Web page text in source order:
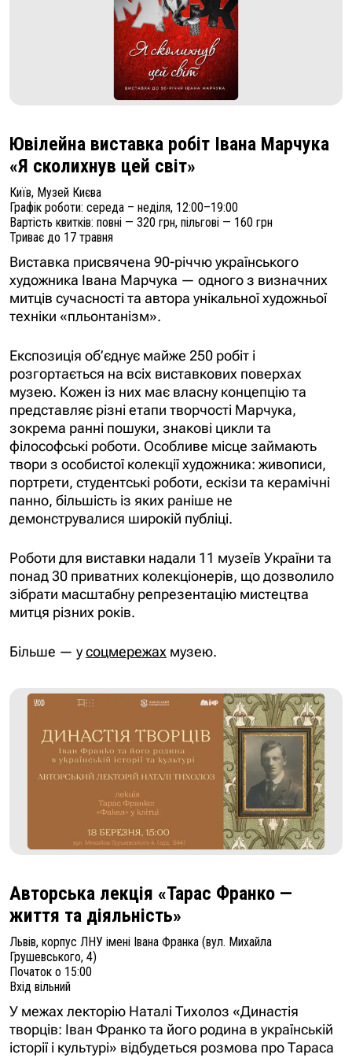
Ювілейна виставка робіт Івана Марчука
«Я сколихнув цей світ»
Київ, Музей Києва
Графік роботи: середа – неділя, 12:00–19:00
Вартість квитків: повні — 320 грн, пільгові — 160 грн
Триває до 17 травня
Виставка присвячена 90-річчю українського
художника Івана Марчука — одного з визначних
митців сучасності та автора унікальної художньої
техніки «пльонтанізм».
Експозиція об’єднує майже 250 робіт і
розгортається на всіх виставкових поверхах
музею. Кожен із них має власну концепцію та
представляє різні етапи творчості Марчука,
зокрема ранні пошуки, знакові цикли та
філософські роботи. Особливе місце займають
твори з особистої колекції художника: живописи,
портрети, студентські роботи, ескізи та керамічні
панно, більшість із яких раніше не
демонструвалися широкій публіці.
Роботи для виставки надали 11 музеїв України та
понад 30 приватних колекціонерів, що дозволило
зібрати масштабну репрезентацію мистецтва
митця різних років.
Більше — усоцмережах музею.
Авторська лекція «Тарас Франко —
життя та діяльність»
Львів, корпус ЛНУ імені Івана Франка (вул. Михайла
Грушевського, 4)
Початок о 15:00
Вхід вільний
У межах лекторію Наталі Тихолоз «Династія
творців: Іван Франко та його родина в українській
історії і культурі» відбудеться розмова про Тараса